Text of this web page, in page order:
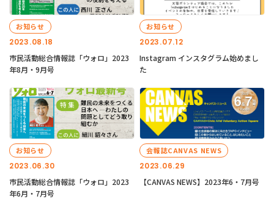
2023.08.18
お知らせ
市民活動総合情報誌「ウォロ」2023
年8月・9月号
2023.07.12
お知らせ
Instagram インスタグラム始めまし
た
2023.06.30
お知らせ
市民活動総合情報誌「ウォロ」2023
年6月・7月号
2023.06.29
会報誌CANVAS NEWS
【CANVAS NEWS】2023年6・7月号